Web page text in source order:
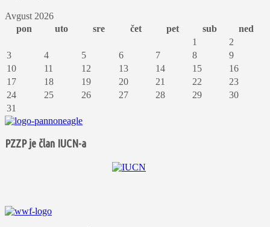
Avgust 2026
pon
uto sre čet pet sub
ned
1
2
3
4 5 6 7 8
9
10
11 12 13 14 15
16
17
18 19 20 21 22
23
24
25 26 27 28 29
30
31
PZZP je član IUCN-a